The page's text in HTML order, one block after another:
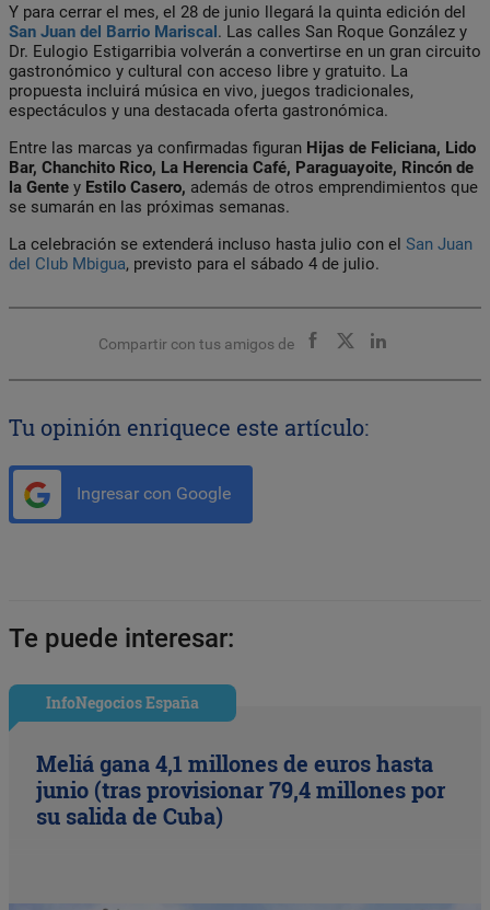
Y para cerrar el mes, el 28 de junio llegará la quinta edición del
San Juan del Barrio Mariscal. Las calles San Roque González y
Dr. Eulogio Estigarribia volverán a convertirse en un gran circuito
gastronómico y cultural con acceso libre y gratuito. La
propuesta incluirá música en vivo, juegos tradicionales,
espectáculos y una destacada oferta gastronómica.
Entre las marcas ya confirmadas figuran Hijas de Feliciana, Lido
Bar, Chanchito Rico, La Herencia Café, Paraguayoite, Rincón de
la Gente y Estilo Casero, además de otros emprendimientos que
se sumarán en las próximas semanas.
La celebración se extenderá incluso hasta julio con el San Juan
del Club Mbigua, previsto para el sábado 4 de julio.
Compartir con tus amigos de
Tu opinión enriquece este artículo:
Ingresar con Google
Te puede interesar:
InfoNegocios España
Meliá gana 4,1 millones de euros hasta
junio (tras provisionar 79,4 millones por
su salida de Cuba)